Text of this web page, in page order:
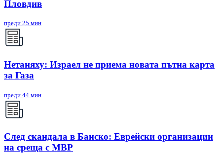
Пловдив
преди 25 мин
Нетаняху: Израел не приема новата пътна карта
за Газа
преди 44 мин
След скандала в Банско: Eврейски организации
на среща с МВР